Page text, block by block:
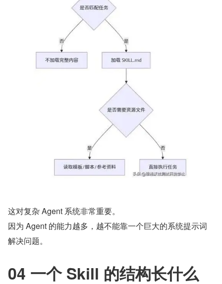
这对复杂 Agent 系统非常重要。
因为 Agent 的能力越多，越不能靠一个巨大的系统提示词
解决问题。
04 一个 Skill 的结构长什么